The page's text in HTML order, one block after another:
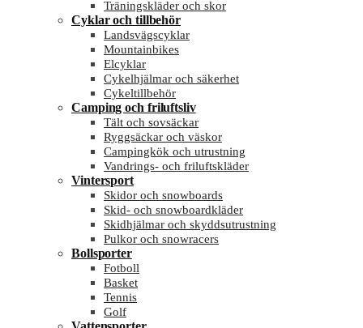
Träningskläder och skor
Cyklar och tillbehör
Landsvägscyklar
Mountainbikes
Elcyklar
Cykelhjälmar och säkerhet
Cykeltillbehör
Camping och friluftsliv
Tält och sovsäckar
Ryggsäckar och väskor
Campingkök och utrustning
Vandrings- och friluftskläder
Vintersport
Skidor och snowboards
Skid- och snowboardkläder
Skidhjälmar och skyddsutrustning
Pulkor och snowracers
Bollsporter
Fotboll
Basket
Tennis
Golf